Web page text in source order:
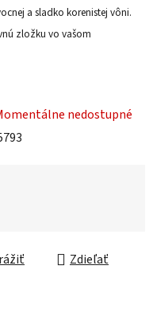
a sladko korenistej vôni.
zložku vo vašom
nedostupné
Zdieľať